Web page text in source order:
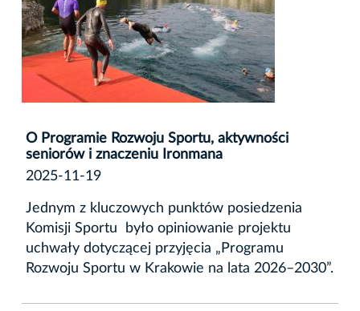
O Programie Rozwoju Sportu, aktywności
seniorów i znaczeniu Ironmana
2025-11-19
Jednym z kluczowych punktów posiedzenia
Komisji Sportu było opiniowanie projektu
uchwały dotyczącej przyjęcia „Programu
Rozwoju Sportu w Krakowie na lata 2026–2030”.